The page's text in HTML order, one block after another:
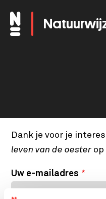
Overslaan
en
Dank je voor je
leven van de oester
Uw e-mailadres